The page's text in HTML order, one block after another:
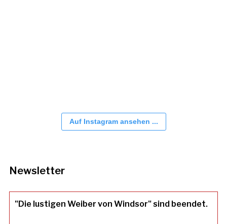
Auf Instagram ansehen ...
Newsletter
"Die lustigen Weiber von Windsor" sind beendet.